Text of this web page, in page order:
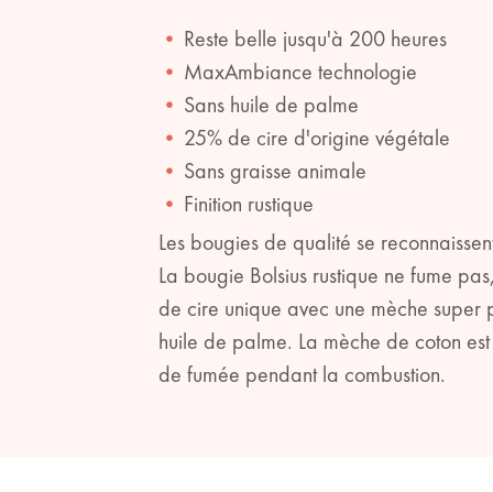
Reste belle jusqu'à 200 heures
MaxAmbiance technologie
Sans huile de palme
25% de cire d'origine végétale
Sans graisse animale
Finition rustique
Les bougies de qualité se
La bougie Bolsius rustique ne fume
de cire unique avec une mèche
huile de palme. La mèche de coton
de fumée pendant la combustion.